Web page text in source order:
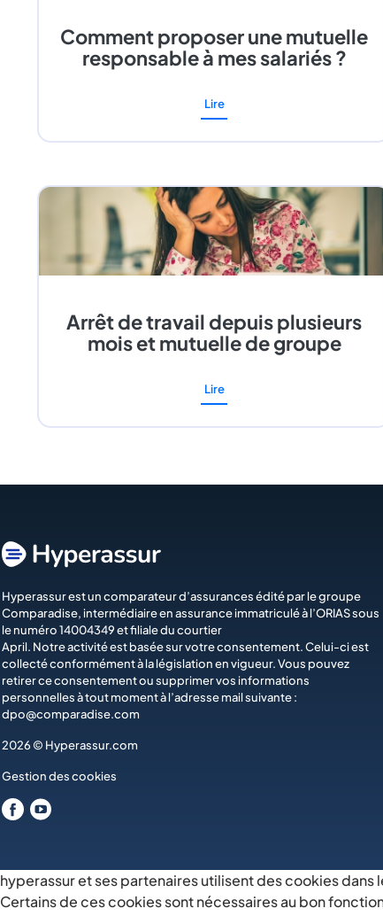
Comment proposer une mutuelle
responsable à mes salariés ?
Lire
Arrêt de travail depuis plusieurs
mois et mutuelle de groupe
Lire
Hyperassur est un comparateur d’assurances édité par le groupe
Comparadise, intermédiaire en assurance immatriculé à l’ORIAS sous
le numéro 14004349 et filiale du courtier
April. Notre activité est basée sur votre consentement. Celui-ci est
collecté conformément à la législation en vigueur. Vous pouvez
retirer ce consentement ou supprimer vos informations
personnelles à tout moment à l’adresse mail suivante :
dpo@comparadise.com
2026 © Hyperassur.com
Gestion des cookies
hyperassur et ses partenaires utilisent des cookies
Certains de ces cookies sont nécessaires au bon